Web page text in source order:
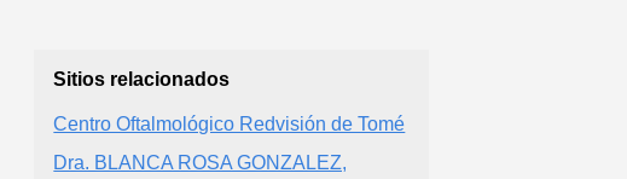
Sitios relacionados
Centro Oftalmológico Redvisión de Tomé
Dra. BLANCA ROSA GONZALEZ,